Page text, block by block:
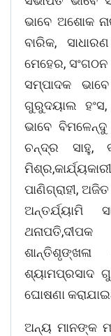
ଭାବେ ଅଶୋକ
ବାରିକ,
ମେହେର,
ସମ୍ପାଦକ
ଗୁରୁଦୟାଲ
ଭାବେ
ଚନ୍ଦ୍ର ସାହୁ,
ପାଣିଗ୍ରାହୀ,
ଅନ୍ତର୍ଯ୍ୟାମି
ଶ୍ୟାମପ୍ରସାଦ
ଘୋଷଣା
ଅନ୍ୟ ମାନଙ୍କ